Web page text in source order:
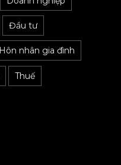
Đầu tư
Hôn nhân gia đình
Thuế